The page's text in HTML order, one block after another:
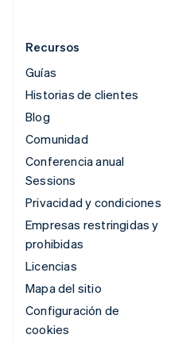
Recursos
Guías
Historias de clientes
Blog
Comunidad
Conferencia anual
Sessions
Privacidad y condiciones
Empresas restringidas y
prohibidas
Licencias
Mapa del sitio
Configuración de
cookies